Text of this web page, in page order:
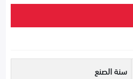
سنة الصنع